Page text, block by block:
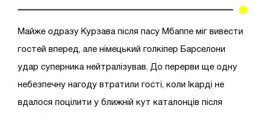
Майже одразу Курзава після пасу Мбаппе міг вивести
гостей вперед, але німецький голкіпер Барселони
удар суперника нейтралізував. До перерви ще одну
небезпечну нагоду втратили гості, коли Ікарді не
вдалося поцілити у ближній кут каталонців після